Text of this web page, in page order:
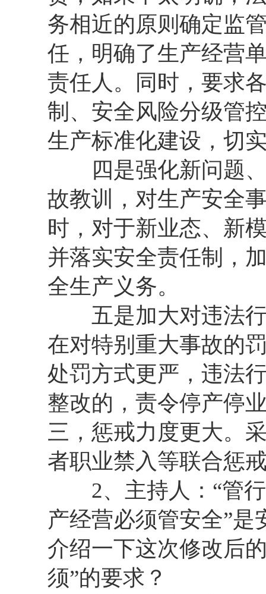
务相近的原则确定监
任，明确了生产经营
责任人。同时，要求
制、安全风险分级管
生产标准化建设，切
四是强化新问题、
故教训，对生产安全
时，对于新业态、新
并落实安全责任制，
全生产义务。
五是加大对违法行
在对特别重大事故的
处罚方式更严，违法
整改的，责令停产停
三，惩戒力度更大。
者职业禁入等联合惩
2、主持人：“管行
产经营必须管安全”
介绍一下这次修改后
须”的要求？